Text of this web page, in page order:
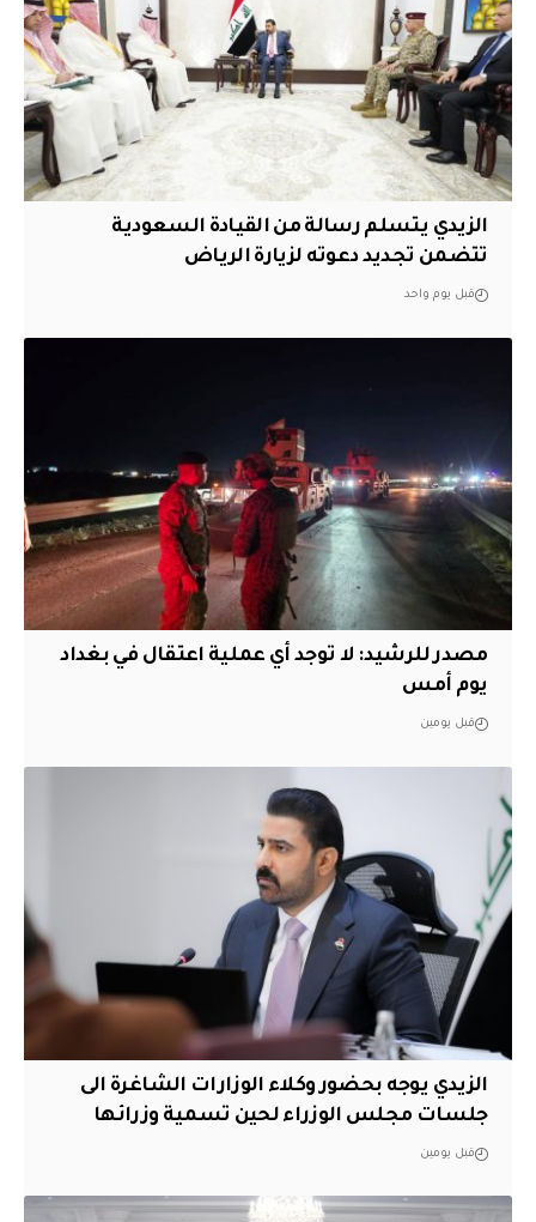
الزيدي يتسلم رسالة من القيادة السعودية
تتضمن تجديد دعوته لزيارة الرياض
قبل يوم واحد
مصدر للرشيد: لا توجد أي عملية اعتقال في بغداد
يوم أمس
قبل يومين
الزيدي يوجه بحضور وكلاء الوزارات الشاغرة الى
جلسات مجلس الوزراء لحين تسمية وزرائها
قبل يومين